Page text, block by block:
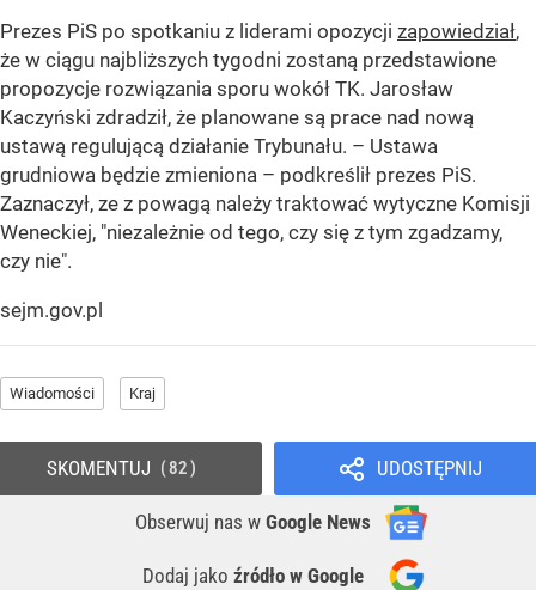
Prezes PiS po spotkaniu z liderami opozycji zapowiedział,
że w ciągu najbliższych tygodni zostaną przedstawione
propozycje rozwiązania sporu wokół TK. Jarosław
Kaczyński zdradził, że planowane są prace nad nową
ustawą regulującą działanie Trybunału. – Ustawa
grudniowa będzie zmieniona – podkreślił prezes PiS.
Zaznaczył, ze z powagą należy traktować wytyczne Komisji
Weneckiej, "niezależnie od tego, czy się z tym zgadzamy,
czy nie".
sejm.gov.pl
Wiadomości Kraj
UDOSTĘPNIJ
Obserwuj nas w Google News
Dodaj jako źródło w Google
SKOMENTUJ 82